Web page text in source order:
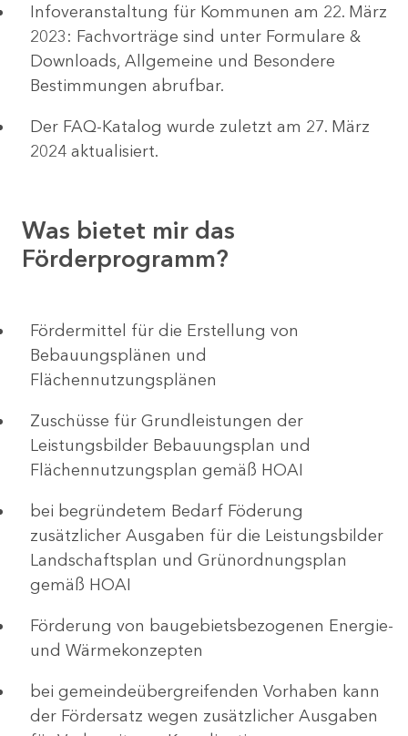
Infoveranstaltung für Kommunen am 22. März
2023: Fachvorträge sind unter Formulare &
Downloads, Allgemeine und Besondere
Bestimmungen abrufbar.
Der FAQ-Katalog wurde zuletzt am 27. März
2024 aktualisiert.
Was bietet mir das
Förderprogramm?
Fördermittel für die Erstellung von
Bebauungsplänen und
Flächennutzungsplänen
Zuschüsse für Grundleistungen der
Leistungsbilder Bebauungsplan und
Flächennutzungsplan gemäß HOAI
bei begründetem Bedarf Föderung
zusätzlicher Ausgaben für die Leistungsbilder
Landschaftsplan und Grünordnungsplan
gemäß HOAI
Förderung von baugebietsbezogenen Energie-
und Wärmekonzepten
bei gemeindeübergreifenden Vorhaben kann
der Fördersatz wegen zusätzlicher Ausgaben